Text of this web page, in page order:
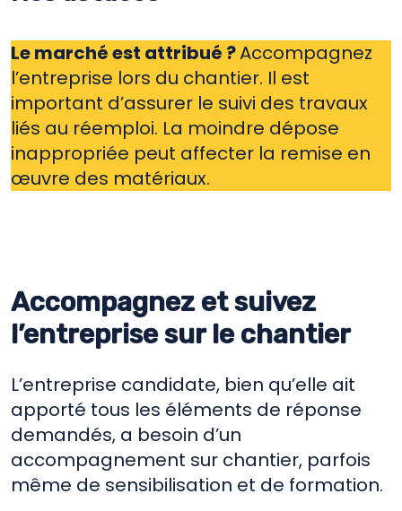
Le marché est attribué ?Accompagnez
l’entreprise lors du chantier. Il est
important d’assurer le suivi des travaux
liés au réemploi. La moindre dépose
inappropriée peut affecter la remise en
œuvre des matériaux.
Accompagnez et suivez
l’entreprise sur le chantier
L’entreprise candidate, bien qu’elle ait
apporté tous les éléments de réponse
demandés, a besoin d’un
accompagnement sur chantier, parfois
même de sensibilisation et de formation.